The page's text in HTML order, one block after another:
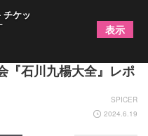
目の現代書家、約300
『石川九楊大全』レポ
SPICER
2024.6.19
チケッ
表示